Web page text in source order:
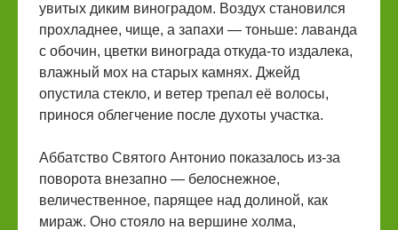
увитых диким виноградом. Воздух становился
прохладнее, чище, а запахи — тоньше: лаванда
с обочин, цветки винограда откуда-то издалека,
влажный мох на старых камнях. Джейд
опустила стекло, и ветер трепал её волосы,
принося облегчение после духоты участка.
Аббатство Святого Антонио показалось из-за
поворота внезапно — белоснежное,
величественное, парящее над долиной, как
мираж. Оно стояло на вершине холма,